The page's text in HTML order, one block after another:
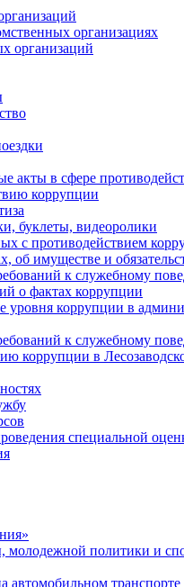
организациях
организаций
акты в сфере
коррупции
буклеты, видеоролики
с противодействием
об имуществе и
к служебному
о фактах коррупции
коррупции в
к служебному
коррупции в
специальной
политики и
транспорте